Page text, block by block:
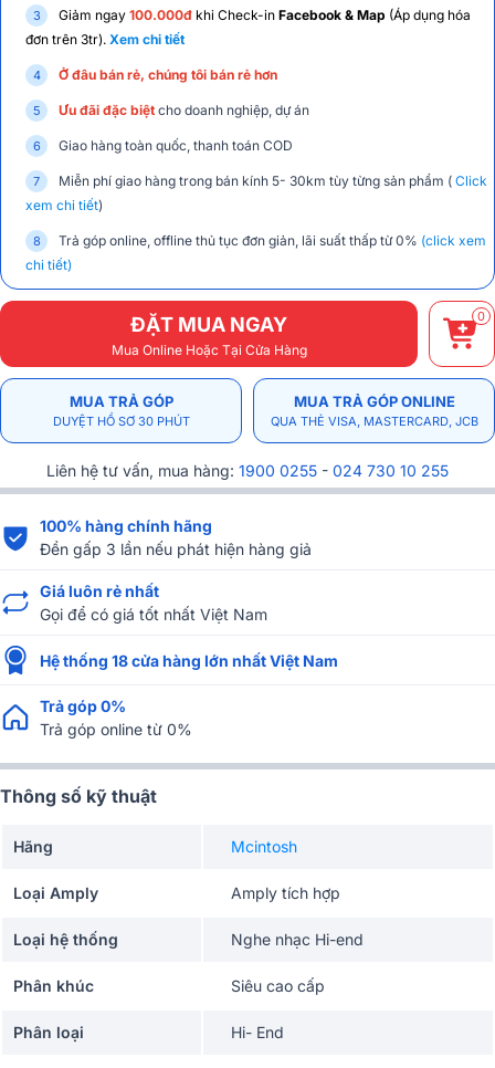
Giảm ngay 100.000đ khi Check-in Facebook & Map (Áp dụng hóa
đơn trên 3tr). Xem chi tiết
Ở đâu bán rẻ, chúng tôi bán rẻ hơn
Ưu đãi đặc biệt cho doanh nghiệp, dự án
Giao hàng toàn quốc, thanh toán COD
Miễn phí giao hàng trong bán kính 5- 30km tùy từng sản phẩm ( Click
xem chi tiết)
Trả góp online, offline thủ tục đơn giản, lãi suất thấp từ 0% (click xem
chi tiết)
ĐẶT MUA NGAY
Mua Online Hoặc Tại Cửa Hàng
0
MUA TRẢ GÓP
DUYỆT HỒ SƠ 30 PHÚT
MUA TRẢ GÓP ONLINE
QUA THẺ VISA, MASTERCARD, JCB
Liên hệ tư vấn, mua hàng: 1900 0255 - 024 730 10 255
100% hàng chính hãng
Đền gấp 3 lần nếu phát hiện hàng giả
Giá luôn rẻ nhất
Gọi để có giá tốt nhất Việt Nam
Hệ thống 18 cửa hàng lớn nhất Việt Nam
Trả góp 0%
Trả góp online từ 0%
Thông số kỹ thuật
Hãng Mcintosh
Loại Amply Amply tích hợp
Loại hệ thống Nghe nhạc Hi-end
Phân khúc Siêu cao cấp
Phân loại Hi- End